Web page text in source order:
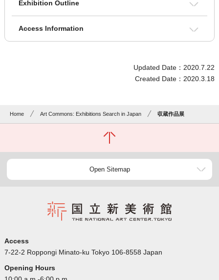
Exhibition Outline
Access Information
Updated Date：2020.7.22
Created Date：2020.3.18
Home Art Commons: Exhibitions Search in Japan 収蔵作品展
Open Sitemap
Access
7-22-2 Roppongi Minato-ku Tokyo 106-8558 Japan
Opening Hours